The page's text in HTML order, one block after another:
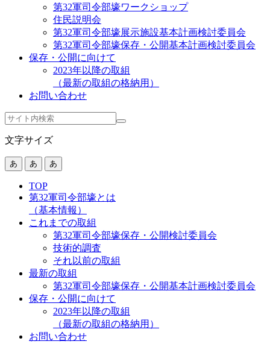
第32軍司令部壕ワークショップ
住民説明会
第32軍司令部壕展示施設基本計画検討委員会
第32軍司令部壕保存・公開基本計画検討委員会
保存・公開に向けて
2023年以降の取組
（最新の取組の格納用）
お問い合わせ
文字サイズ
あ あ あ
TOP
第32軍司令部壕とは
（基本情報）
これまでの取組
第32軍司令部壕保存・公開検討委員会
技術的調査
それ以前の取組
最新の取組
第32軍司令部壕保存・公開基本計画検討委員会
保存・公開に向けて
2023年以降の取組
（最新の取組の格納用）
お問い合わせ